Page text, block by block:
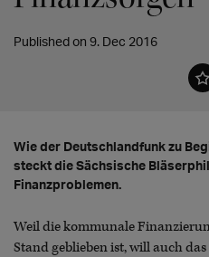
Published on 9. Dec 2016
Wie der Deutschlandfunk zu
steckt die Sächsische
Finanzproblemen.
Weil die kommunale
Stand geblieben ist, will auch